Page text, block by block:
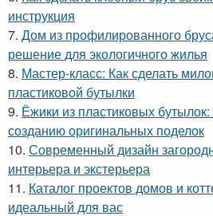
инструкция
7. Дом из профилированного
решение для экологичного жилья
8. Мастер-класс: Как сделать
пластиковой бутылки
9. Ёжики из пластиковых
созданию оригинальных поделок
10. Современный дизайн
интерьера и экстерьера
11. Каталог проектов домов и
идеальный для вас